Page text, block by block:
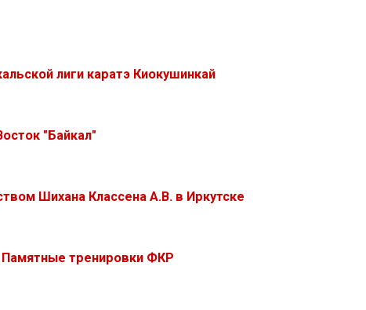
лиги каратэ Киокушинкай
"Байкал"
Шихана Классена А.В. в Иркутске
тренировки ФКР